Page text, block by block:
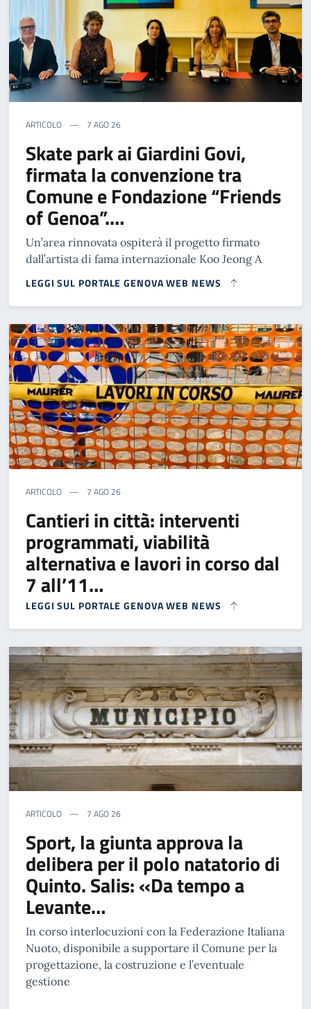
ARTICOLO 7 AGO 26
Skate park ai Giardini Govi,
firmata la convenzione tra
Comune e Fondazione “Friends
of Genoa”.…
Un’area rinnovata ospiterà il progetto firmato
dall’artista di fama internazionale Koo Jeong A
LEGGI SUL PORTALE GENOVA WEB NEWS
ARTICOLO 7 AGO 26
Cantieri in città: interventi
programmati, viabilità
alternativa e lavori in corso dal
7 all’11…
LEGGI SUL PORTALE GENOVA WEB NEWS
ARTICOLO 7 AGO 26
Sport, la giunta approva la
delibera per il polo natatorio di
Quinto. Salis: «Da tempo a
Levante…
In corso interlocuzioni con la Federazione Italiana
Nuoto, disponibile a supportare il Comune per la
progettazione, la costruzione e l’eventuale
gestione